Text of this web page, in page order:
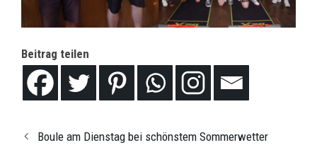
Beitrag teilen
Boule am Dienstag bei schönstem Sommerwetter